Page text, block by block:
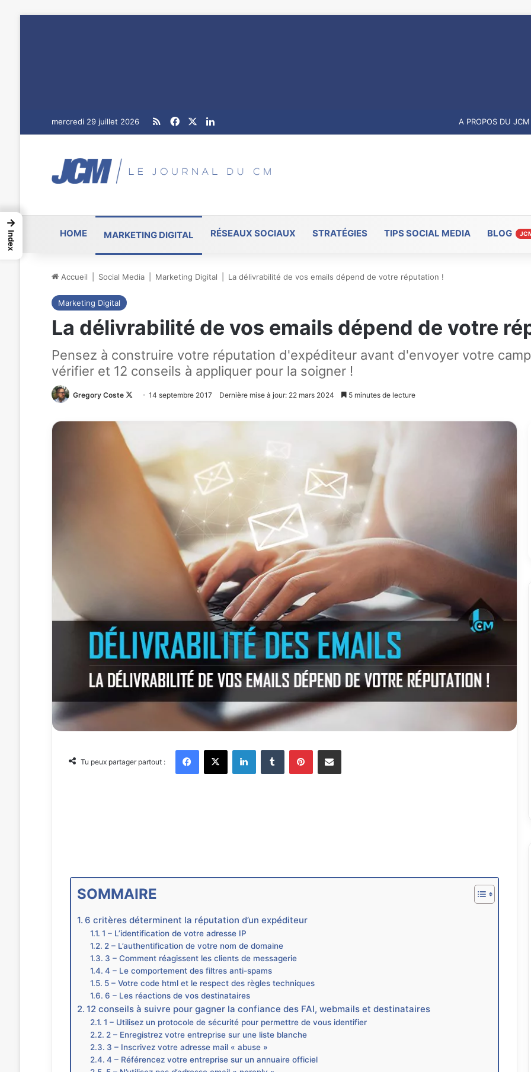
mercredi 29 juillet 2026 RSSFacebookLinkedin A PROPOS DU JCM
HOME MARKETING DIGITAL RÉSEAUX SOCIAUX STRATÉGIES TIPS SOCIAL MEDIA BLOG
Accueil Social Media Marketing Digital La délivrabilité de vos emails dépend de votre réputation !
Marketing Digital
La délivrabilité de vos emails dépend de votre
Pensez à construire votre réputation d'expéditeur avant d'envoyer votre
vérifier et 12 conseils à appliquer pour la soigner !
Gregory Coste
Follow14 septembre 2017 Dernière mise à jour: 22 mars 2024 5 minutes de lecture
Tu peux partager partout :
Facebook X Linkedin Tumblr Pinterest Partager par email
SOMMAIRE
6 critères déterminent la réputation d’un expéditeur
1 – L’identification de votre adresse IP
2 – L’authentification de votre nom de domaine
3 – Comment réagissent les clients de messagerie
4 – Le comportement des filtres anti-spams
5 – Votre code html et le respect des règles techniques
6 – Les réactions de vos destinataires
12 conseils à suivre pour gagner la confiance des FAI, webmails et destinataires
1 – Utilisez un protocole de sécurité pour permettre de vous identifier
2 – Enregistrez votre entreprise sur une liste blanche
3 – Inscrivez votre adresse mail « abuse »
4 – Référencez votre entreprise sur un annuaire officiel
→
Index